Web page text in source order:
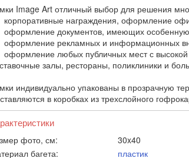
Image Art отличный выбор для решения
награждения, оформление
документов, имеющих особенную
рекламных и информационных
любых публичных мест с высокой
залы, рестораны, поликлиники и
индивидуально упакованы в прозрачную
в коробках из трехслойного
фото, см:
30x40
багета:
пластик